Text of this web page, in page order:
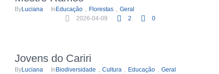
ByLuciana In Educação , Florestas , Geral
2026-04-09
2 0
Jovens do Cariri
ByLuciana In Biodiversidade , Cultura , Educação , Geral